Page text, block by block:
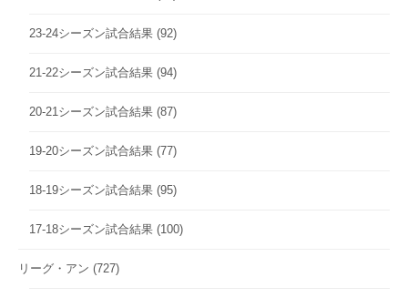
23-24シーズン試合結果 (92)
21-22シーズン試合結果 (94)
20-21シーズン試合結果 (87)
19-20シーズン試合結果 (77)
18-19シーズン試合結果 (95)
17-18シーズン試合結果 (100)
リーグ・アン (727)